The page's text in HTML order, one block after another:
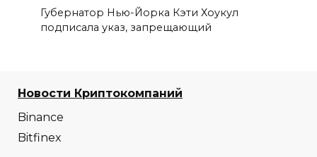
Губернатор Нью-Йорка Кэти Хоукул
подписала указ, запрещающий
Новости Криптокомпаний
Binance
Bitfinex